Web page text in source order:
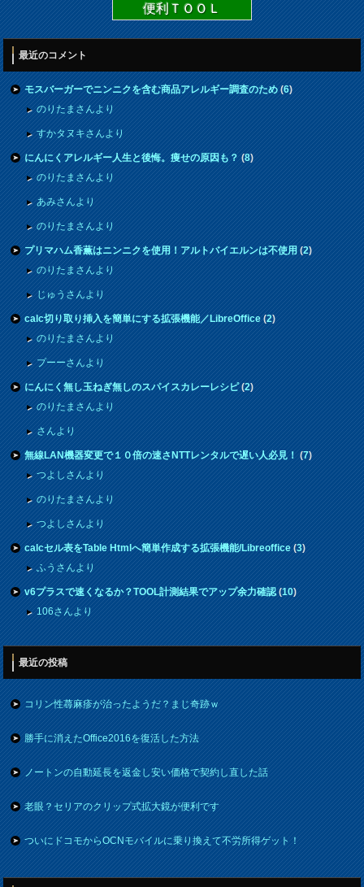
便利ＴＯＯＬ
最近のコメント
モスバーガーでニンニクを含む商品アレルギー調査のため(6)
のりたまさんより
すかタヌキさんより
にんにくアレルギー人生と後悔。痩せの原因も？(8)
のりたまさんより
あみさんより
のりたまさんより
プリマハム香薫はニンニクを使用！アルトバイエルンは不使用(2)
のりたまさんより
じゅうさんより
calc切り取り挿入を簡単にする拡張機能／LibreOffice(2)
のりたまさんより
プーーさんより
にんにく無し玉ねぎ無しのスパイスカレーレシピ(2)
のりたまさんより
さんより
無線LAN機器変更で１０倍の速さNTTレンタルで遅い人必見！(7)
つよしさんより
のりたまさんより
つよしさんより
calcセル表をTable Htmlへ簡単作成する拡張機能/Libreoffice(3)
ふうさんより
v6プラスで速くなるか？TOOL計測結果でアップ余力確認(10)
106さんより
最近の投稿
コリン性蕁麻疹が治ったようだ？まじ奇跡ｗ
勝手に消えたOffice2016を復活した方法
ノートンの自動延長を返金し安い価格で契約し直した話
老眼？セリアのクリップ式拡大鏡が便利です
ついにドコモからOCNモバイルに乗り換えて不労所得ゲット！